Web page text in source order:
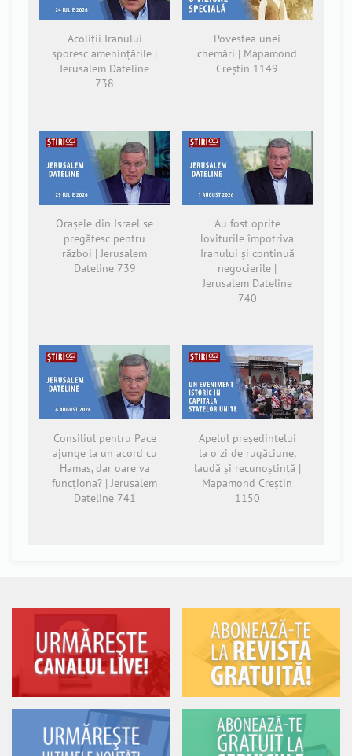
Acoliții Iranului
sporesc amenințările |
Jerusalem Dateline
738
Povestea unei
chemări | Mapamond
Creștin 1149
Orașele din Israel se
pregătesc pentru
război | Jerusalem
Dateline 739
Au fost oprite
loviturile împotriva
Iranului și continuă
negocierile |
Jerusalem Dateline
740
Consiliul pentru Pace
ajunge la un acord cu
Hamas, dar oare va
funcționa? | Jerusalem
Dateline 741
Apelul președintelui
la o zi de rugăciune,
laudă și recunoștință |
Mapamond Creștin
1150